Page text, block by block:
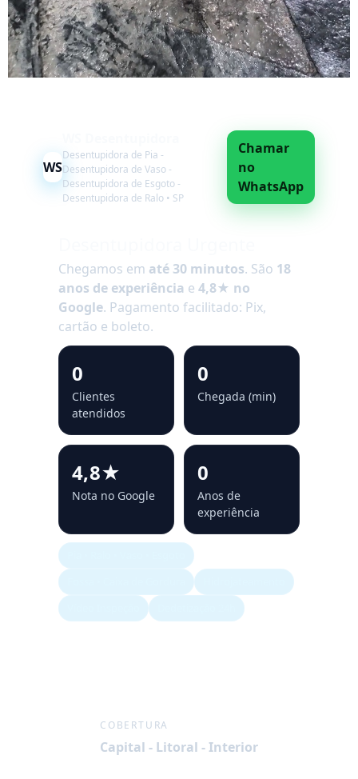
WS
Desentupidora de Pia -
Desentupidora de Vaso -
Desentupidora de Esgoto -
Desentupidora de Ralo • SP
Chamar
no
WhatsApp
Chegamos em até 30 minutos. São 18
anos de experiência e 4,8★ no
Google. Pagamento facilitado: Pix,
cartão e boleto.
0
Clientes
atendidos
0
Chegada (min)
4,8★
Nota no Google
0
Anos de
experiência
COBERTURA
Capital - Litoral - Interior